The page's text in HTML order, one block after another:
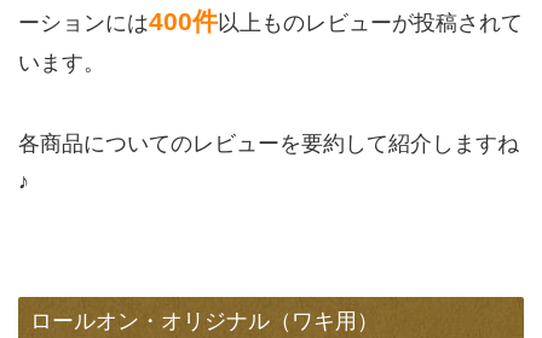
ーションには400件以上ものレビューが投稿されて
います。
各商品についてのレビューを要約して紹介しますね
♪
ロールオン・オリジナル（ワキ用）